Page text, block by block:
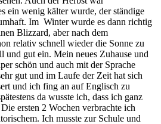
ein wenig kälter wurde, der ständige
Im Winter wurde es dann richtig
Blizzard, aber nach dem
relativ schnell wieder die Sonne zu
und gut ein. Mein neues Zuhause und
schön und auch mit der Sprache
gut und im Laufe der Zeit hat sich
und ich fing an auf Englisch zu
da wusste ich, dass ich ganz
ersten 2 Wochen verbrachte ich
Ich musste zur Schule und